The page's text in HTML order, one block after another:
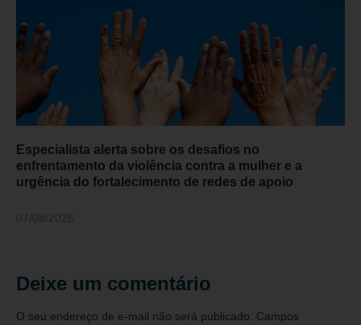
Especialista alerta sobre os desafios no
enfrentamento da violência contra a mulher e a
urgência do fortalecimento de redes de apoio
Deixe um comentário
O seu endereço de e-mail não será publicado.
Campos